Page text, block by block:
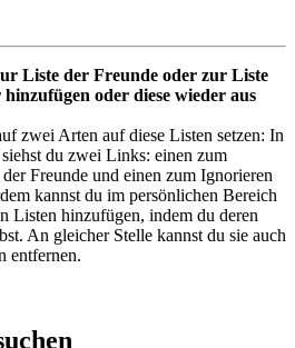
Liste der Freunde oder zur Liste
oder diese wieder aus
zwei Arten auf diese Listen setzen: In
du zwei Links: einen zum
Freunde und einen zum Ignorieren
kannst du im persönlichen Bereich
Listen hinzufügen, indem du deren
An gleicher Stelle kannst du sie auch
entfernen.